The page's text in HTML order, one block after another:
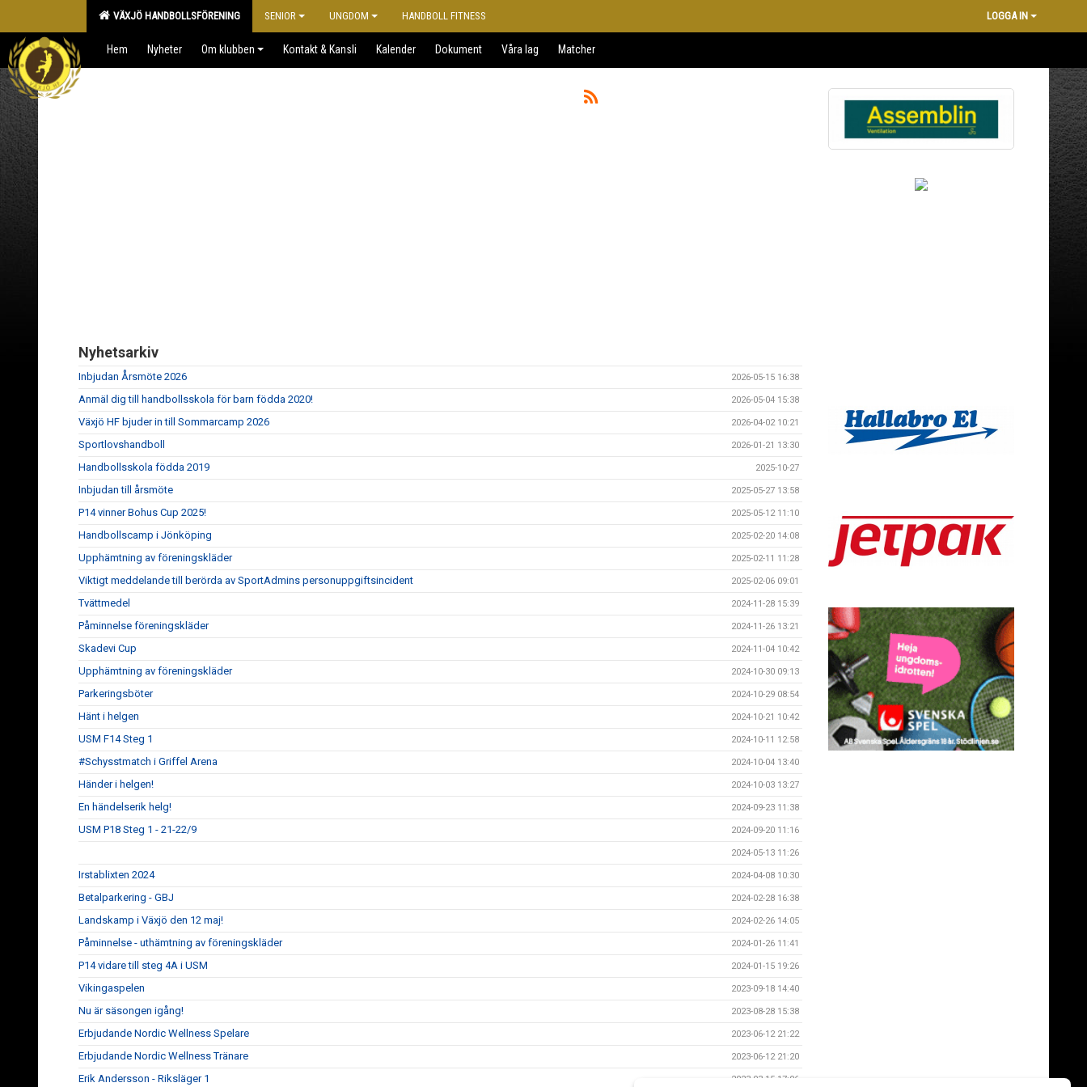
VÄXJÖ HANDBOLLSFÖRENING SENIOR UNGDOM HANDBOLL FITNESS LOGGA IN
Hem Nyheter Om klubben Kontakt & Kansli Kalender Dokument Våra lag Matcher
Nyhetsarkiv
Inbjudan Årsmöte 2026 2026-05-15 16:38
Anmäl dig till handbollsskola för barn födda 2020! 2026-05-04 15:38
Växjö HF bjuder in till Sommarcamp 2026 2026-04-02 10:21
Sportlovshandboll 2026-01-21 13:30
Handbollsskola födda 2019 2025-10-27
Inbjudan till årsmöte 2025-05-27 13:58
P14 vinner Bohus Cup 2025! 2025-05-12 11:10
Handbollscamp i Jönköping 2025-02-20 14:08
Upphämtning av föreningskläder 2025-02-11 11:28
Viktigt meddelande till berörda av SportAdmins personuppgiftsincident 2025-02-06 09:01
Tvättmedel 2024-11-28 15:39
Påminnelse föreningskläder 2024-11-26 13:21
Skadevi Cup 2024-11-04 10:42
Upphämtning av föreningskläder 2024-10-30 09:13
Parkeringsböter 2024-10-29 08:54
Hänt i helgen 2024-10-21 10:42
USM F14 Steg 1 2024-10-11 12:58
#Schysstmatch i Griffel Arena 2024-10-04 13:40
Händer i helgen! 2024-10-03 13:27
En händelserik helg! 2024-09-23 11:38
USM P18 Steg 1 - 21-22/9 2024-09-20 11:16
2024-05-13 11:26
Irstablixten 2024 2024-04-08 10:30
Betalparkering - GBJ 2024-02-28 16:38
Landskamp i Växjö den 12 maj! 2024-02-26 14:05
Påminnelse - uthämtning av föreningskläder 2024-01-26 11:41
P14 vidare till steg 4A i USM 2024-01-15 19:26
Vikingaspelen 2023-09-18 14:40
Nu är säsongen igång! 2023-08-28 15:38
Erbjudande Nordic Wellness Spelare 2023-06-12 21:22
Erbjudande Nordic Wellness Tränare 2023-06-12 21:20
Erik Andersson - Riksläger 1 2023-03-15 17:06